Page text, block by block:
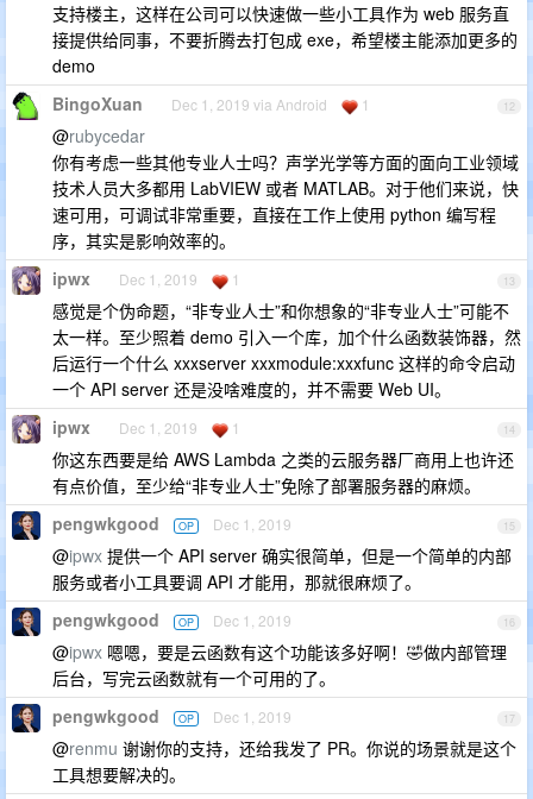
支持楼主，这样在公司可以快速做一些小工具作为 web 服务直
接提供给同事，不要折腾去打包成 exe，希望楼主能添加更多的
demo
12
BingoXuan Dec 1, 2019 via Android 1
@rubycedar
你有考虑一些其他专业人士吗？声学光学等方面的面向工业领域
技术人员大多都用 LabVIEW 或者 MATLAB。对于他们来说，快
速可用，可调试非常重要，直接在工作上使用 python 编写程
序，其实是影响效率的。
13
ipwx Dec 1, 2019 1
感觉是个伪命题，“非专业人士”和你想象的“非专业人士”可能不
太一样。至少照着 demo 引入一个库，加个什么函数装饰器，然
后运行一个什么 xxxserver xxxmodule:xxxfunc 这样的命令启动
一个 API server 还是没啥难度的，并不需要 Web UI。
14
ipwx Dec 1, 2019 1
你这东西要是给 AWS Lambda 之类的云服务器厂商用上也许还
有点价值，至少给“非专业人士”免除了部署服务器的麻烦。
15
pengwkgood OP Dec 1, 2019
@ipwx 提供一个 API server 确实很简单，但是一个简单的内部
服务或者小工具要调 API 才能用，那就很麻烦了。
16
pengwkgood OP Dec 1, 2019
@ipwx 嗯嗯，要是云函数有这个功能该多好啊！🤣做内部管理
后台，写完云函数就有一个可用的了。
17
pengwkgood OP Dec 1, 2019
@renmu 谢谢你的支持，还给我发了 PR。你说的场景就是这个
工具想要解决的。